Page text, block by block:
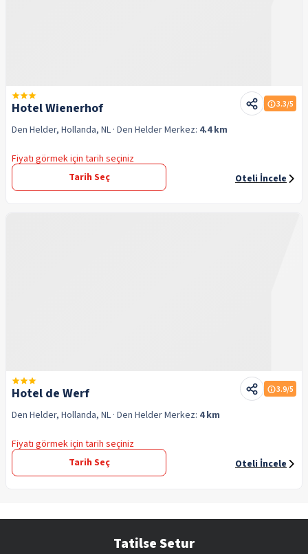
Hotel Wienerhof 3.3/5
Den Helder, Hollanda, NL · Den HelderMerkez: 4.4 km
Fiyatı görmek için tarih seçiniz
Tarih Seç
Oteli İncele
Hotel de Werf 3.9/5
Den Helder, Hollanda, NL · Den HelderMerkez: 4 km
Fiyatı görmek için tarih seçiniz
Tarih Seç
Oteli İncele
Tatilse Setur